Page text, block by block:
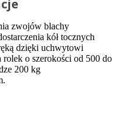
zwojów blachy
kół tocznych
dzięki uchwytowi
o szerokości od 500 do
200 kg